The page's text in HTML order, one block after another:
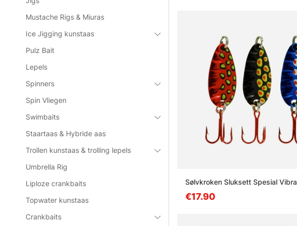
Mustache Rigs & Miuras
Ice Jigging kunstaas
Pulz Bait
Lepels
Spinners
Spin Vliegen
Swimbaits
Staartaas & Hybride aas
Trollen kunstaas & trolling lepels
Umbrella Rig
Liploze crankbaits
Topwater kunstaas
Crankbaits
Sølvkroken Sluksett Spesial Vibra
€17.90